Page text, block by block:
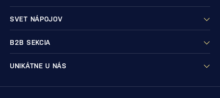
SVET NÁPOJOV
B2B SEKCIA
UNIKÁTNE U NÁS